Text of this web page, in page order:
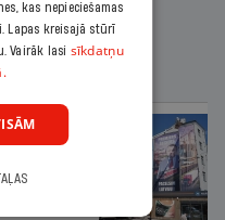
par
kas nepieciešamas
Lapas kreisajā stūrī
Vairāk lasi sīkdatņu